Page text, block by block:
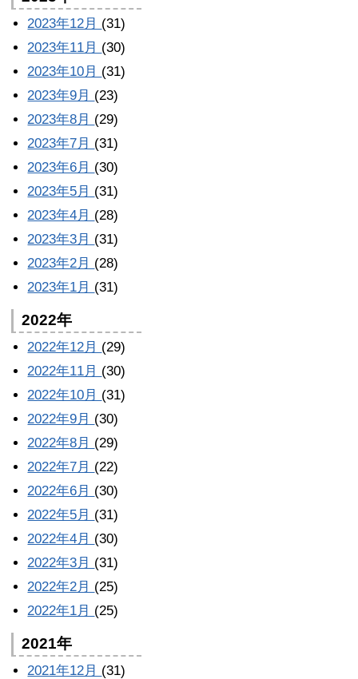
2023年12月 (31)
2023年11月 (30)
2023年10月 (31)
2023年9月 (23)
2023年8月 (29)
2023年7月 (31)
2023年6月 (30)
2023年5月 (31)
2023年4月 (28)
2023年3月 (31)
2023年2月 (28)
2023年1月 (31)
2022年
2022年12月 (29)
2022年11月 (30)
2022年10月 (31)
2022年9月 (30)
2022年8月 (29)
2022年7月 (22)
2022年6月 (30)
2022年5月 (31)
2022年4月 (30)
2022年3月 (31)
2022年2月 (25)
2022年1月 (25)
2021年
2021年12月 (31)